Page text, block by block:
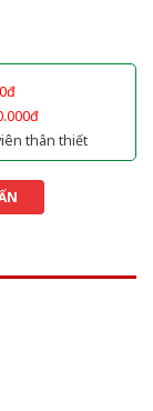
thân thiết